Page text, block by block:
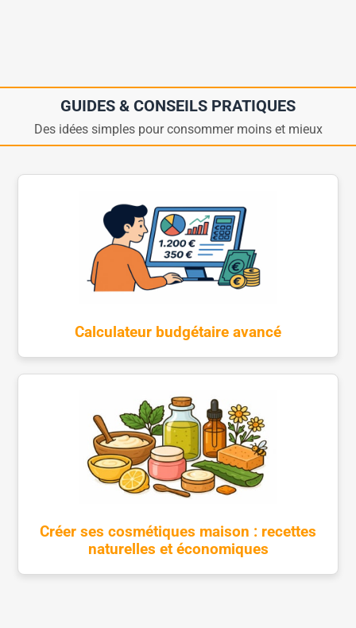
GUIDES & CONSEILS PRATIQUES
Des idées simples pour consommer moins et mieux
Calculateur budgétaire avancé
Créer ses cosmétiques maison : recettes
naturelles et économiques